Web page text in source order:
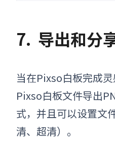
7. 导出和分
当在Pixso白板完成
Pixso白板文件导出
式，并且可以设置文
清、超清）。